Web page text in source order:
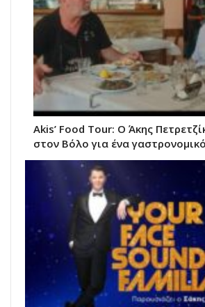
Akis’ Food Tour: Ο Άκης
στον Βόλο για ένα